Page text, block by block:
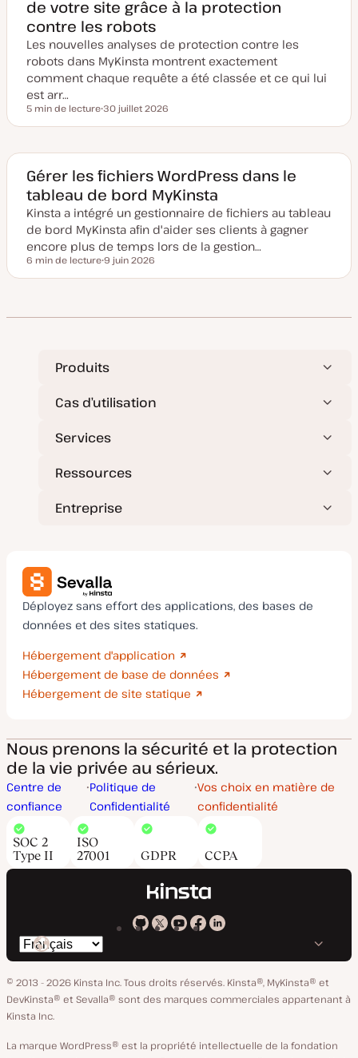
i
s
e
à
j
o
u
r
de votre site grâce à la protection
contre les robots
Les nouvelles analyses de protection contre les
robots dans MyKinsta montrent exactement
comment chaque requête a été classée et ce qui lui
est arr…
Temps de lecture
5 min de lecture
a
e
e
m
i
s
e
à
j
o
u
r
30 juillet 2026
Gérer les fichiers WordPress dans le
tableau de bord MyKinsta
Kinsta a intégré un gestionnaire de fichiers au tableau
de bord MyKinsta afin d'aider ses clients à gagner
encore plus de temps lors de la gestion…
Temps de lecture
6 min de lecture
a
e
à
u
9 juin 2026
Produits
Cas d’utilisation
Services
Ressources
Entreprise
Déployez sans effort des applications, des bases de
données et des sites statiques.
Hébergement d'application
Hébergement de base de données
Hébergement de site statique
Nous prenons la sécurité et la protection
de la vie privée au sérieux.
Centre de
confiance
Politique de
Confidentialité
Vos choix en matière de
confidentialité
SOC 2
Type II
ISO
27001
GDPR CCPA
Kinsta
GitHub
Kinsta
X
Kinsta
YouTube
Kinsta
Facebook
Kinsta
LinkedIn
Changer
de
langue
© 2013 - 2026 Kinsta Inc. Tous droits réservés. Kinsta®, MyKinsta® et
DevKinsta® et Sevalla® sont des marques commerciales appartenant à
Kinsta Inc.
La marque WordPress® est la propriété intellectuelle de la fondation